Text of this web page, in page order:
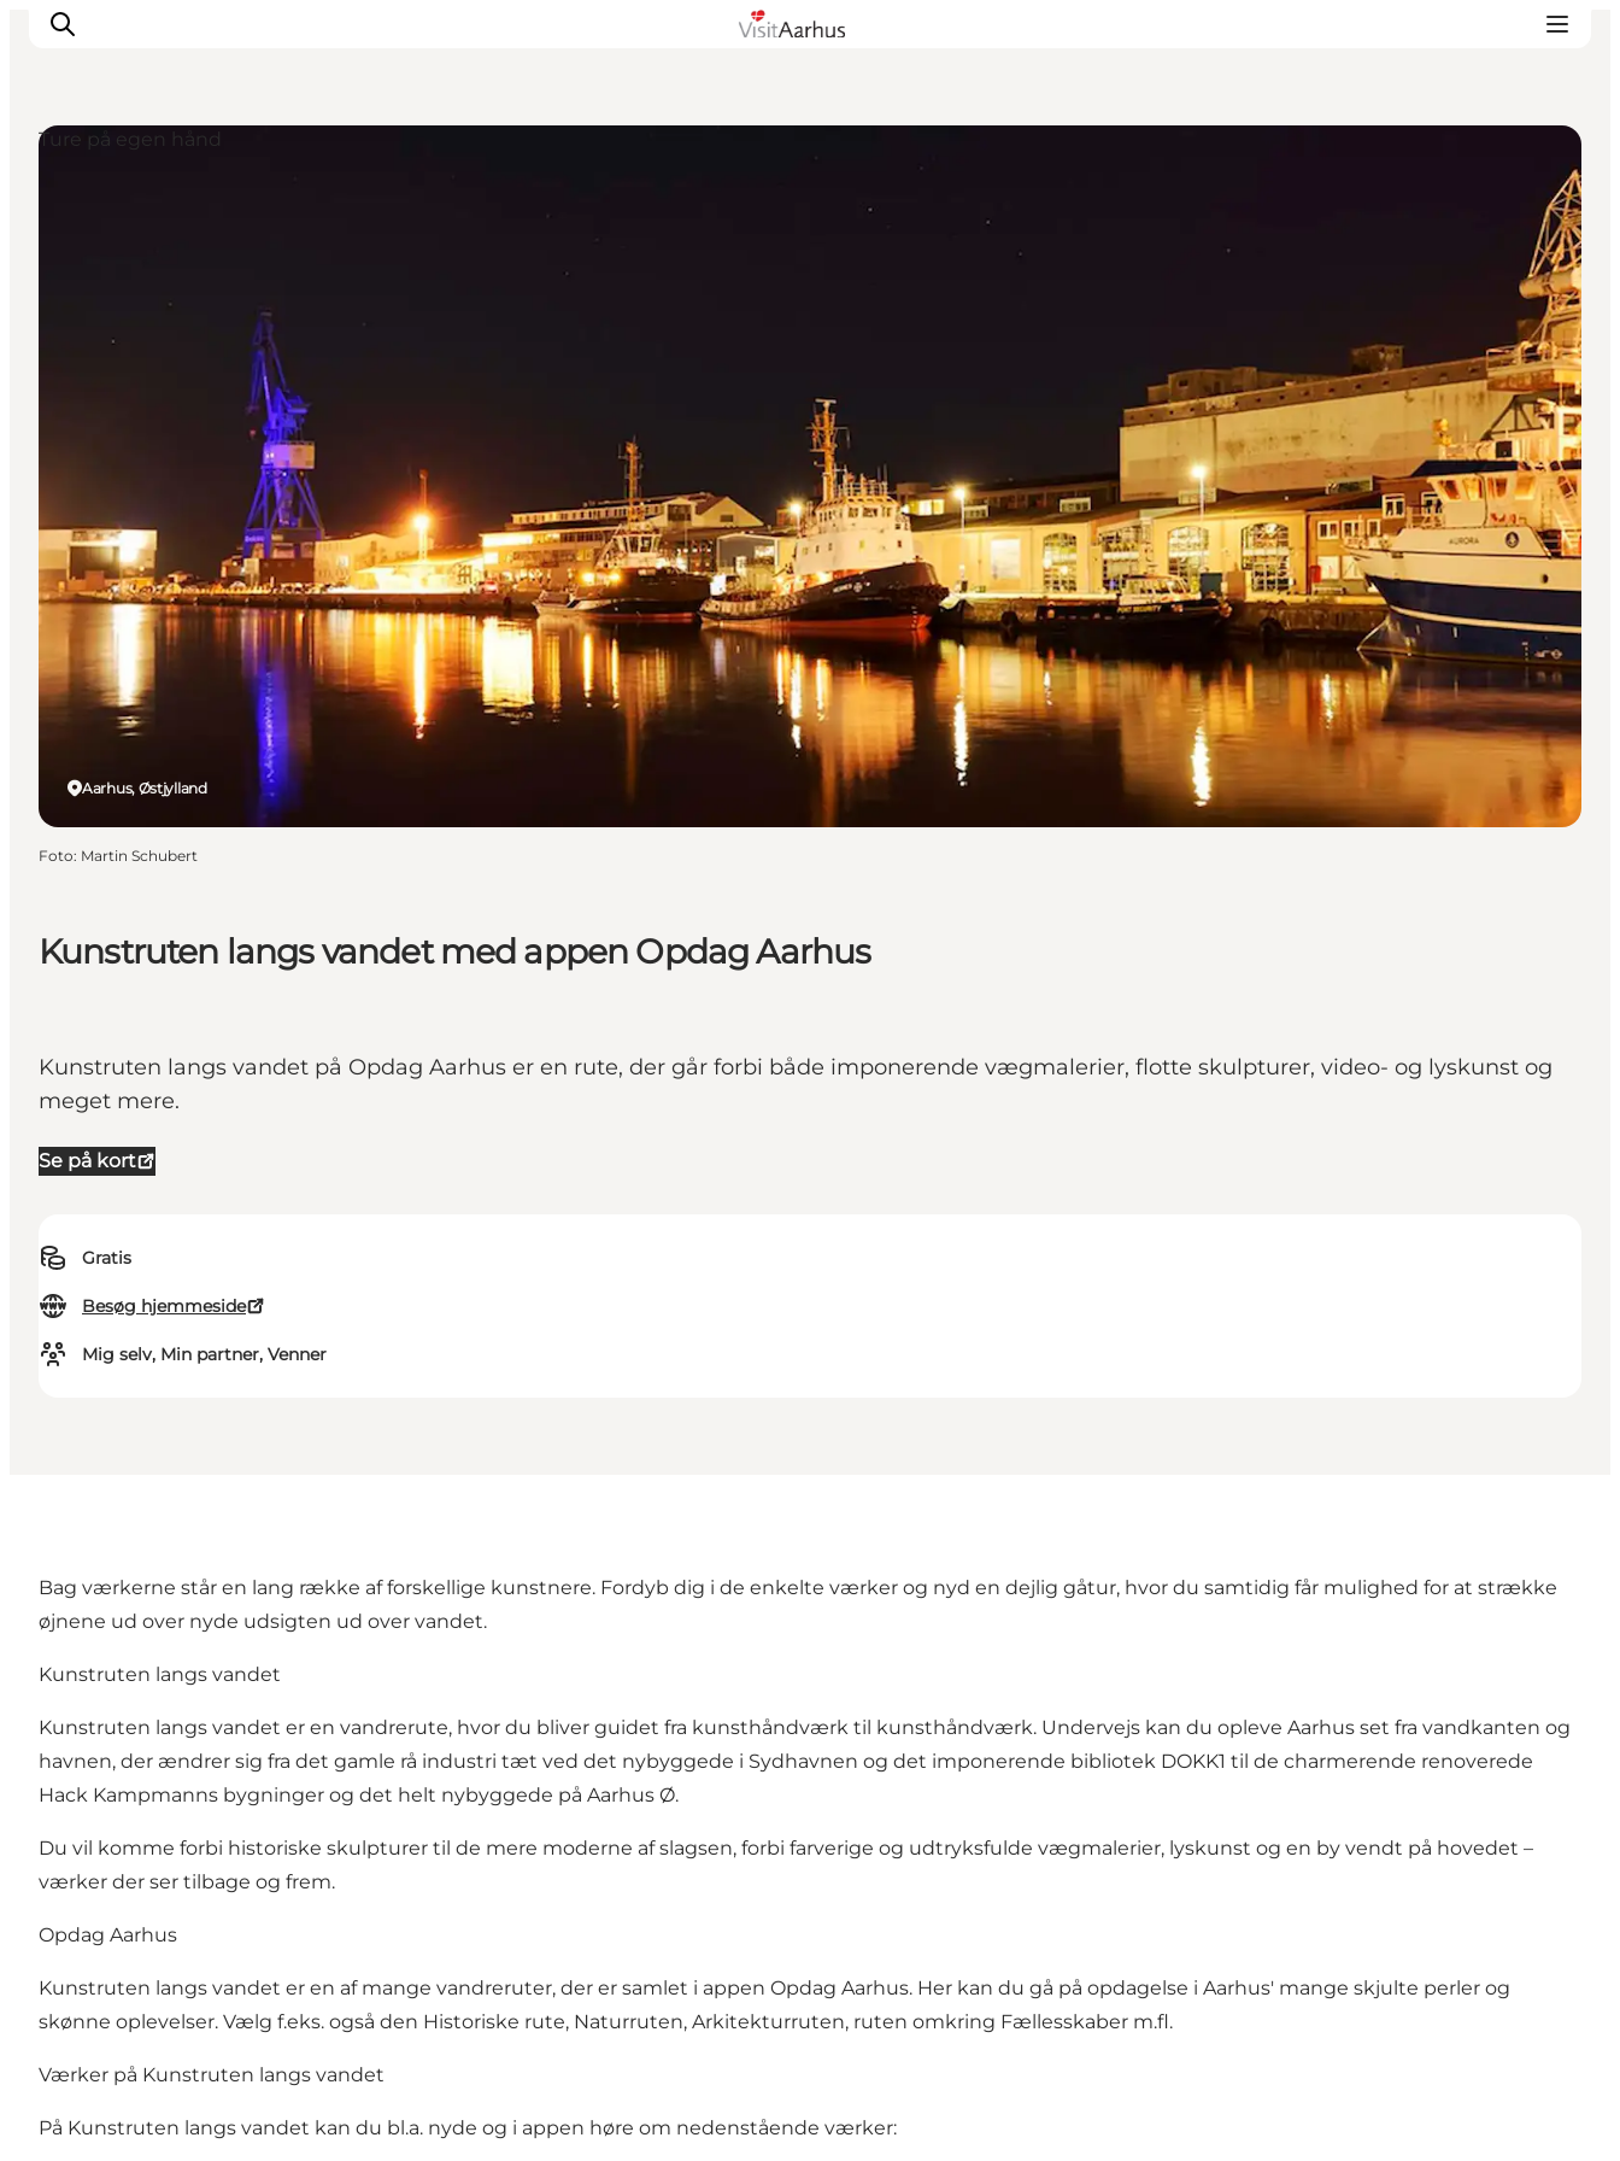
Planlæg ferien
Transport
Kunstruten langs vandet med appen Opdag Aarhus
Kunstruten langs vandet på Opdag Aarhus er en rute, der går forbi både imponerende vægmalerier, flotte skulpturer, video- og lyskunst og
meget mere.
Se på kort
Gratis
Besøg hjemmeside
Mig selv, Min partner, Venner
Aarhus, Østjylland
Ture på egen hånd
Foto: Martin Schubert
Bag værkerne står en lang række af forskellige kunstnere. Fordyb dig i de enkelte værker og nyd en dejlig gåtur, hvor du samtidig får mulighed for at strække
øjnene ud over nyde udsigten ud over vandet.
Kunstruten langs vandet
Kunstruten langs vandet er en vandrerute, hvor du bliver guidet fra kunsthåndværk til kunsthåndværk. Undervejs kan du opleve Aarhus set fra vandkanten og
havnen, der ændrer sig fra det gamle rå industri tæt ved det nybyggede i Sydhavnen og det imponerende bibliotek DOKK1 til de charmerende renoverede
Hack Kampmanns bygninger og det helt nybyggede på Aarhus Ø.
Du vil komme forbi historiske skulpturer til de mere moderne af slagsen, forbi farverige og udtryksfulde vægmalerier, lyskunst og en by vendt på hovedet –
værker der ser tilbage og frem.
Opdag Aarhus
Kunstruten langs vandet er en af mange vandreruter, der er samlet i appen Opdag Aarhus. Her kan du gå på opdagelse i Aarhus' mange skjulte perler og
skønne oplevelser. Vælg f.eks. også den Historiske rute, Naturruten, Arkitekturruten, ruten omkring Fællesskaber m.fl.
Værker på Kunstruten langs vandet
På Kunstruten langs vandet kan du bl.a. nyde og i appen høre om nedenstående værker: